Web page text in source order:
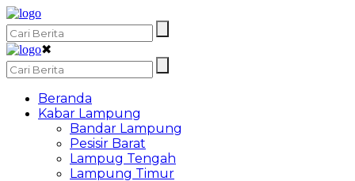
✖
Beranda
Kabar Lampung
Bandar Lampung
Pesisir Barat
Lampug Tengah
Lampung Timur